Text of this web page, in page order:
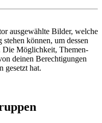
ausgewählte Bilder, welche
können, um dessen
Die Möglichkeit, Themen-
deinen Berechtigungen
gesetzt hat.